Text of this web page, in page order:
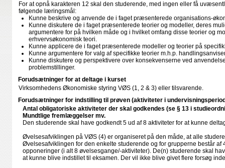
For at opnå karakteren 12 skal den studerende, med ingen eller få
følgende læringsmål:
Kunne beskrive og anvende de i faget præsenterede organisations-
Kunne diskutere de i faget præsenterede teorier og modeller, deres
argumentere for på hvilken måde og i hvilket omfang disse teorier og
erhvervsøkonomisk teori.
Kunne applicere de i faget præsenterede modeller og teorier på
Kunne argumentere for valg af specifikke teorier m.h.p.
Kunne diskutere og perspektivere over konsekvenserne ved
problemstillinger.
Forudsætninger for at deltage i kurset
Virksomhedens Økonomiske styring VØS (1, 2 & 3) eller tilsvarende.
Forudsætninger for indstilling til prøven (aktiviteter i
Antal obligatoriske aktiviteter der skal godkendes (se § 13 i
Mundtlige fremlæggelser mv.
Den studerende skal have godkendt 5 ud af 8 aktiviteter for at kunne
Øvelsesafviklingen på VØS (4) er organiseret på den måde, at alle
Øvelsesafviklingen for den enkelte studerende og for grupperne består
opponeringer (i alt 8 øvelsesgange/​-aktiviteter). De(n) studerende skal
at kunne blive indstillet til eksamen. Der vil ikke blive givet flere forsøg